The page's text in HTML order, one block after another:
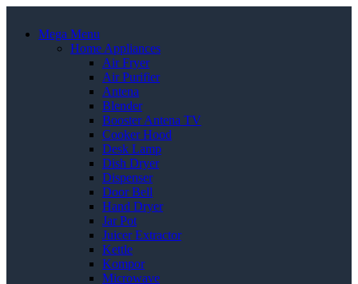
Mega Menu
Home Appliances
Air Fryer
Air Purifier
Antena
Blender
Booster Antena TV
Cooker Hood
Desk Lamp
Dish Dryer
Dispenser
Door Bell
Hand Dryer
Jar Pot
Juicer Extractor
Kettle
Kompor
Microwave